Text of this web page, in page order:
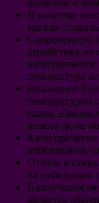
фамилии и
В качестве
мягкие
Современную
атрибутику из
температура
Внимание!
температурой
ткани
вплоть до ее
отбеливания
Отжим в
на небольших
Наилучшим
является